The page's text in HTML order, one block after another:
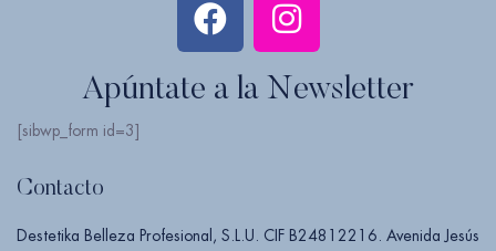
Apúntate a la Newsletter
[sibwp_form id=3]
Contacto
Destetika Belleza Profesional, S.L.U. CIF B24812216. Avenida Jesús